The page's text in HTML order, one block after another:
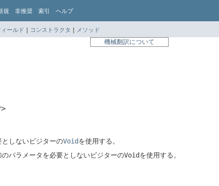
規 非推奨 索引 ヘルプ
ィールド | コンストラクタ | メソッド
機械翻訳について
しないビジターのVoidを使用する。
のパラメータを必要としないビジターのVoidを使用する。